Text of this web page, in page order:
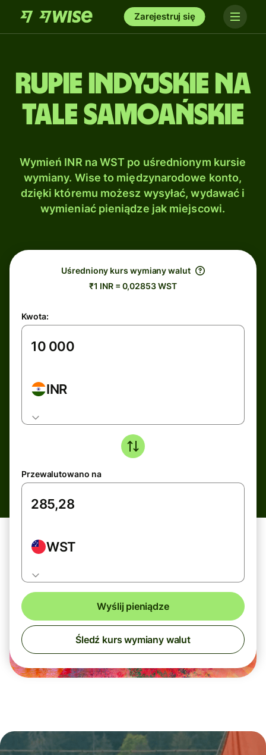
Zarejestruj się
Rupie indyjskie na
Tale samoańskie
Wymień INR na WST po uśrednionym kursie
wymiany. Wise to międzynarodowe konto,
dzięki któremu możesz wysyłać, wydawać i
wymieniać pieniądze jak miejscowi.
Uśredniony kurs wymiany walut
₹1 INR = 0,02853 WST
Kwota:
INR
Przewalutowano na
WST
Wyślij pieniądze
Śledź kurs wymiany walut